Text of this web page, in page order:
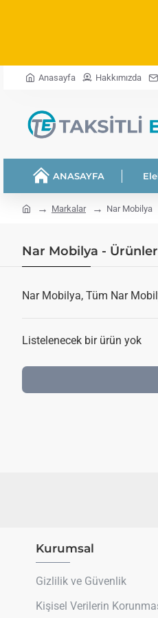
Anasayfa Hakkımızda
ANASAYFA
home Markalar Nar Mobilya
Nar Mobilya -
Nar Mobilya, Tüm Nar
Listelenecek bir ürün yok
Kurumsal
Gizlilik ve Güvenlik
Kişisel Verilerin